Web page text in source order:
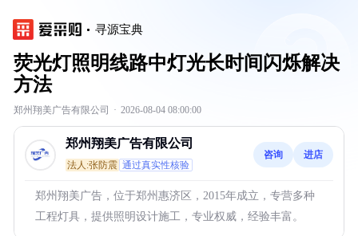
寻源宝典
荧光灯照明线路中灯光长时间闪烁解决
方法
郑州翔美广告有限公司 · 2026-08-04 08:00:00
郑州翔美广告有限公司
法人:张防震 通过真实性核验
咨询 进店
郑州翔美广告，位于郑州惠济区，2015年成立，专营多种
工程灯具，提供照明设计施工，专业权威，经验丰富。